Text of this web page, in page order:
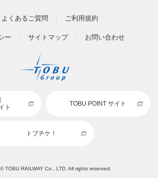
よくあるご質問 ご利用規約
ー サイトマップ お問い合わせ
ト
TOBU POINT サイト
トブチケ！
TOBU RAILWAY Co., LTD. All rights reserved.